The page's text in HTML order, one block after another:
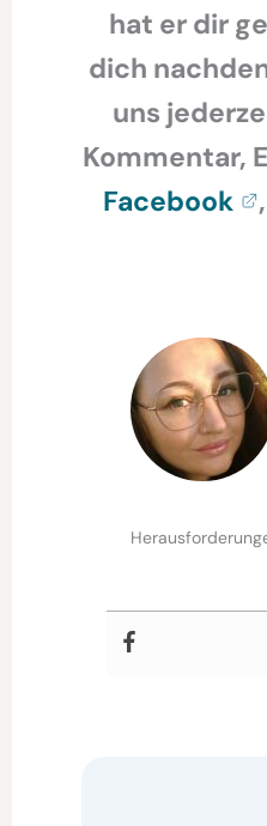
hat er dir
dich
uns
Kommentar,
Facebook
,